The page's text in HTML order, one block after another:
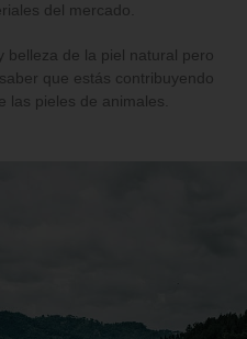
del mercado.
belleza de la piel natural pero
que estás contribuyendo
las pieles de animales.